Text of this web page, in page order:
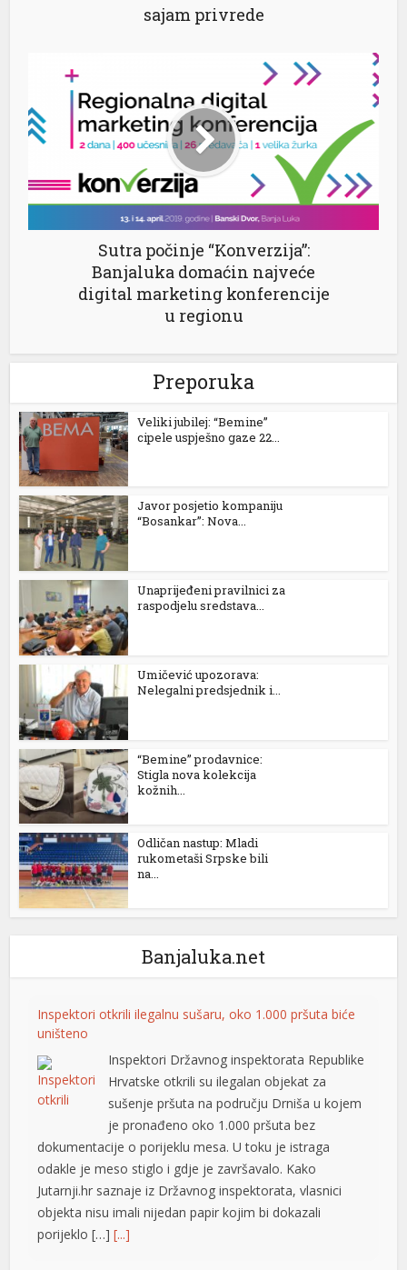
sajam privrede
Sutra počinje “Konverzija”:
Banjaluka domaćin najveće
digital marketing konferencije
u regionu
Preporuka
Veliki jubilej: “Bemine”
cipele uspješno gaze 22...
Javor posjetio kompaniju
“Bosankar”: Nova...
Unaprijeđeni pravilnici za
raspodjelu sredstava...
Umičević upozorava:
Nelegalni predsjednik i...
“Bemine” prodavnice:
Stigla nova kolekcija
kožnih...
Odličan nastup: Mladi
rukometaši Srpske bili
na...
Banjaluka.net
Inspektori otkrili ilegalnu sušaru, oko 1.000 pršuta biće
uništeno
Inspektori Državnog inspektorata Republike
Hrvatske otkrili su ilegalan objekat za
sušenje pršuta na području Drniša u kojem
je pronađeno oko 1.000 pršuta bez
dokumentacije o porijeklu mesa. U toku je istraga
odakle je meso stiglo i gdje je završavalo. Kako
Jutarnji.hr saznaje iz Državnog inspektorata, vlasnici
objekta nisu imali nijedan papir kojim bi dokazali
porijeklo […][...]